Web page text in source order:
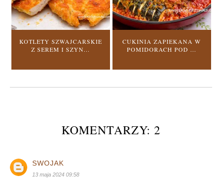
KOTLETY SZWAJCARSKIE
Z SEREM I SZYN...
CUKINIA ZAPIEKANA W
POMIDORACH POD ...
KOMENTARZY: 2
SWOJAK
13 maja 2024 09:58